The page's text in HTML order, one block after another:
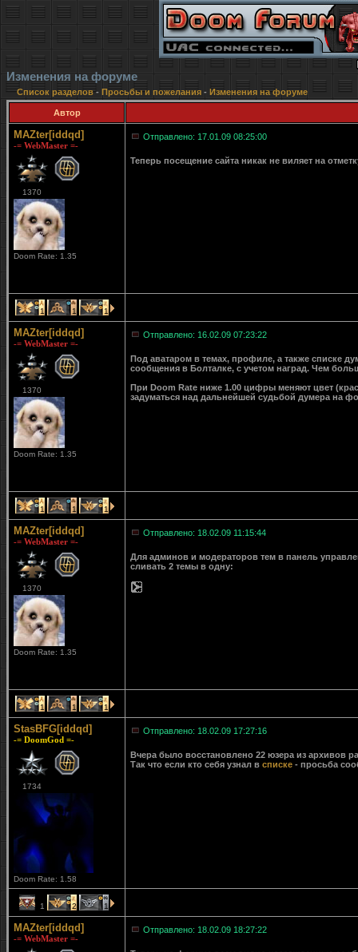
Изменения на форуме
Список разделов- Просьбы и пожелания - Изменения на форуме
Автор
MAZter[iddqd]
-= WebMaster =-
1370
Doom Rate: 1.35
Отправлено: 17.01.09 08:25:00
Теперь посещение сайта никак не виляет на
1 1 1
MAZter[iddqd]
-= WebMaster =-
1370
Doom Rate: 1.35
Отправлено: 16.02.09 07:23:22
Под аватаром в темах, профиле, а также списке
сообщения в Болталке, с учетом наград. Чем
При Doom Rate ниже 1.00 цифры меняют цвет
задуматься над дальнейшей судьбой думера на
1 1 1
MAZter[iddqd]
-= WebMaster =-
1370
Doom Rate: 1.35
Отправлено: 18.02.09 11:15:44
Для админов и модераторов тем в панель
сливать 2 темы в одну:
1 1 1
StasBFG[iddqd]
-= DoomGod =-
1734
Doom Rate: 1.58
Отправлено: 18.02.09 17:27:16
Вчера было восстановлено 22 юзера из архивов
Так что если кто себя узнал в списке - просьба
1 2 1
MAZter[iddqd]
-= WebMaster =-
Отправлено: 18.02.09 18:27:22